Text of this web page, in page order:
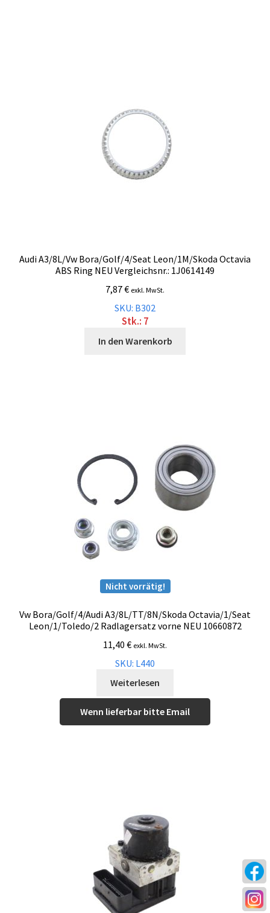
Audi A3/8L/Vw Bora/Golf/4/Seat Leon/1M/Skoda Octavia
ABS Ring NEU Vergleichsnr.: 1J0614149
7,87€ exkl. MwSt.
SKU: B302
Stk.: 7
In den Warenkorb
Nicht vorrätig!
Vw Bora/Golf/4/Audi A3/8L/TT/8N/Skoda Octavia/1/Seat
Leon/1/Toledo/2 Radlagersatz vorne NEU 10660872
11,40 € exkl. MwSt.
SKU: L440
Weiterlesen
Wenn lieferbar bitte Email